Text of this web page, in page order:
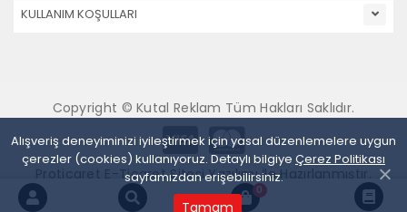
0
Alışveriş deneyiminizi iyileştirmek için yasal düzenlemelere uygun
çerezler (cookies) kullanıyoruz. Detaylı bilgiye Çerez Politikası
sayfamızdan erişebilirsiniz.
Tamam
KULLANIM KOŞULLARI
Copyright © Kutal Reklam Tüm Hakları Saklıdır.
Proticaret E-Ticaret Sitesi Yazılımı İle Hazırlanmıştır.